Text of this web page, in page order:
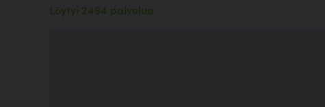
Löytyi 2494 palvelua